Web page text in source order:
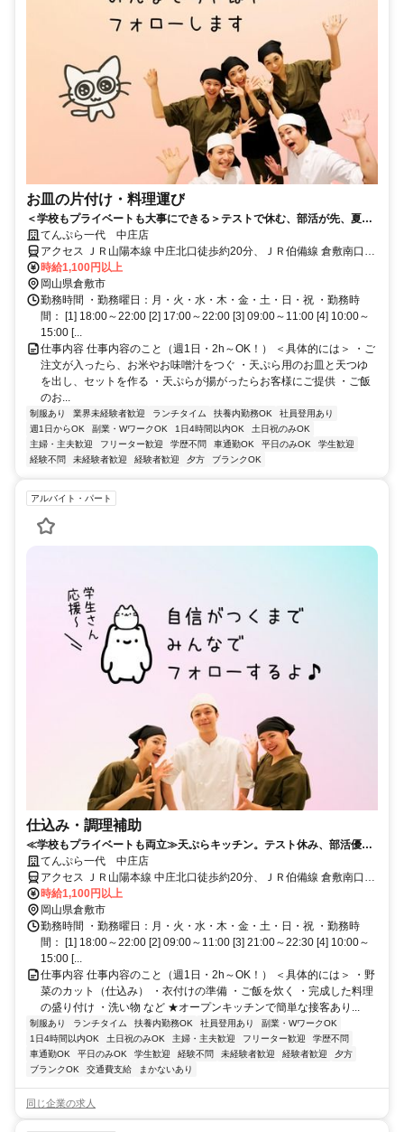
お皿の片付け・料理運び
＜学校もプライベートも大事にできる＞テストで休む、部活が先、夏は
ガッツリ、それでいい。接客が苦手でも始めやすい♪
てんぷら一代 中庄店
アクセス ＪＲ山陽本線 中庄北口徒歩約20分、ＪＲ伯備線 倉敷南口徒
歩約44分
時給1,100円以上
岡山県倉敷市
勤務時間 ・勤務曜日：月・火・水・木・金・土・日・祝 ・勤務時
間： [1] 18:00～22:00 [2] 17:00～22:00 [3] 09:00～11:00 [4] 10:00～
15:00 [...
仕事内容 仕事内容のこと（週1日・2h～OK！） ＜具体的には＞ ・ご
注文が入ったら、お米やお味噌汁をつぐ ・天ぷら用のお皿と天つゆ
を出し、セットを作る ・天ぷらが揚がったらお客様にご提供 ・ご飯
のお...
制服あり 業界未経験者歓迎 ランチタイム 扶養内勤務OK
社員登用あり
週1日からOK
副業・WワークOK 1日4時間以内OK
土日祝のみOK
主婦・主夫歓迎
フリーター歓迎 学歴不問 車通勤OK 平日のみOK
学生歓迎
経験不問
未経験者歓迎 経験者歓迎 夕方 ブランクOK
アルバイト・パート
仕込み・調理補助
≪学校もプライベートも両立≫天ぷらキッチン。テスト休み、部活優
先、夏はガッツリ、それでOK♪
てんぷら一代 中庄店
アクセス ＪＲ山陽本線 中庄北口徒歩約20分、ＪＲ伯備線 倉敷南口徒
歩約44分
時給1,100円以上
岡山県倉敷市
勤務時間 ・勤務曜日：月・火・水・木・金・土・日・祝 ・勤務時
間： [1] 18:00～22:00 [2] 09:00～11:00 [3] 21:00～22:30 [4] 10:00～
15:00 [...
仕事内容 仕事内容のこと（週1日・2h～OK！） ＜具体的には＞ ・野
菜のカット（仕込み） ・衣付けの準備 ・ご飯を炊く ・完成した料理
の盛り付け ・洗い物 など ★オープンキッチンで簡単な接客あり...
制服あり ランチタイム 扶養内勤務OK 社員登用あり
副業・WワークOK
1日4時間以内OK
土日祝のみOK 主婦・主夫歓迎 フリーター歓迎
学歴不問
車通勤OK
平日のみOK 学生歓迎 経験不問 未経験者歓迎 経験者歓迎
夕方
ブランクOK
交通費支給 まかないあり
同じ企業の求人